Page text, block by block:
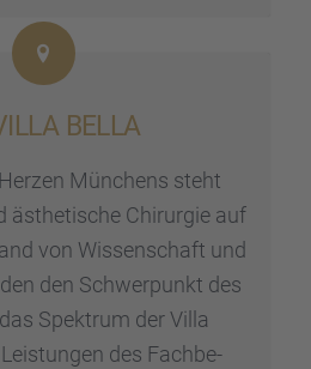
BELLA
Münchens steht
ästhe­ti­sche Chirur­gie auf
von Wissen­schaft und
den Schwer­punkt des
Spektrum der Villa
des Fachbe­